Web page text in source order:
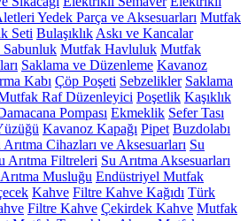
Yedek Parça ve Aksesuarları Mutfak
Seti Bulaşıklık Askı ve Kancalar
Mutfak Havluluk Mutfak
Saklama ve Düzenleme Kavanoz
Kabı Çöp Poşeti Sebzelikler Saklama
Raf Düzenleyici Poşetlik Kaşıklık
Pompası Ekmeklik Sefer Tası
Kavanoz Kapağı Pipet Buzdolabı
Arıtma Cihazları ve Aksesuarları Su
Arıtma Filtreleri Su Arıtma Aksesuarları
Arıtma Musluğu Endüstriyel Mutfak
Kahve Filtre Kahve Kağıdı Türk
Filtre Kahve Çekirdek Kahve Mutfak